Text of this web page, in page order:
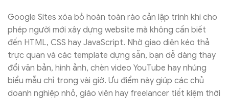
Google Sites xóa bỏ hoàn toàn rào cản lập trình khi cho
phép người mới xây dựng website mà không cần biết
đến HTML, CSS hay JavaScript. Nhờ giao diện kéo thả
trực quan và các template dựng sẵn, bạn dễ dàng thay
đổi văn bản, hình ảnh, chèn video YouTube hay nhúng
biểu mẫu chỉ trong vài giờ. Ưu điểm này giúp các chủ
doanh nghiệp nhỏ, giáo viên hay freelancer tiết kiệm thời